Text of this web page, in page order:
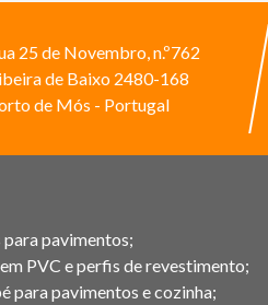
25 de Novembro, n.º762
de Baixo 2480-168
de Mós - Portugal
pavimentos;
PVC e perfis de revestimento;
para pavimentos e cozinha;